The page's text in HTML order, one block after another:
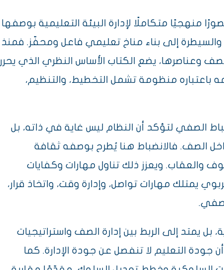
منهجيًا متكاملًا لإدارة البيئة التعليمية بوصفها
والسيطرة إلى بناء مناخ تعليمي فاعل ومحفّز. فمنذ
وعناصرها، يضع الكتاب الأساس النظري الذي يحرر
باعتباره منظومة تشمل التخطيط، والتنظيم،
الصفي لتؤكد أن النظام ليس غاية في ذاته، بل
الصف. فالانضباط هنا يُطرح بوصفه ثقافة
والعقاب. ويعزز ذلك تناول مهارات وكفايات
يمتلك مهارات تواصل، وإدارة وقت، واتخاذ قرار،
بل يمتد إلى الربط بين إدارة الصف واستراتيجيات
جودة التعليم لا تنفصل عن جودة الإدارة. كما